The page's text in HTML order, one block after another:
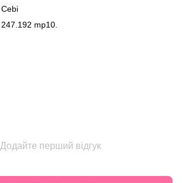
Cebi
247.192 mp10.
Додайте перший відгук